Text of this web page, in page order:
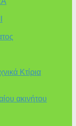
Κτίρια
ακινήτου